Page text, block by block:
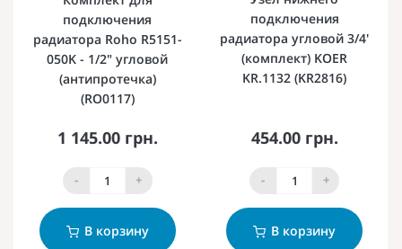
подключения
радиатора Roho R5151-
050K - 1/2" угловой
(антипротечка)
(RO0117)
1 145.00 грн.
- +
В корзину
подключения
радиатора угловой 3/4'
(комплект) KOER
KR.1132 (KR2816)
454.00 грн.
- +
В корзину